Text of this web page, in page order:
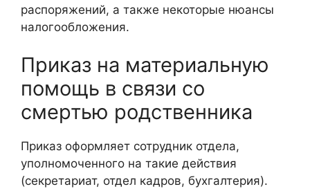
распоряжений, а также некоторые нюансы
налогообложения.
Приказ на материальную
помощь в связи со
смертью родственника
Приказ оформляет сотрудник отдела,
уполномоченного на такие действия
(секретариат, отдел кадров, бухгалтерия).